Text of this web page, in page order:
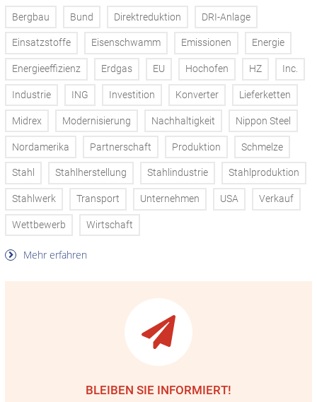
Bergbau Bund Direktreduktion DRI-Anlage
Einsatzstoffe Eisenschwamm Emissionen Energie
Energieeffizienz Erdgas EU Hochofen HZ Inc.
Industrie ING Investition Konverter Lieferketten
Midrex Modernisierung Nachhaltigkeit Nippon Steel
Nordamerika Partnerschaft Produktion Schmelze
Stahl Stahlherstellung Stahlindustrie Stahlproduktion
Stahlwerk Transport Unternehmen USA Verkauf
Wettbewerb Wirtschaft
Mehr erfahren
BLEIBEN SIE INFORMIERT!